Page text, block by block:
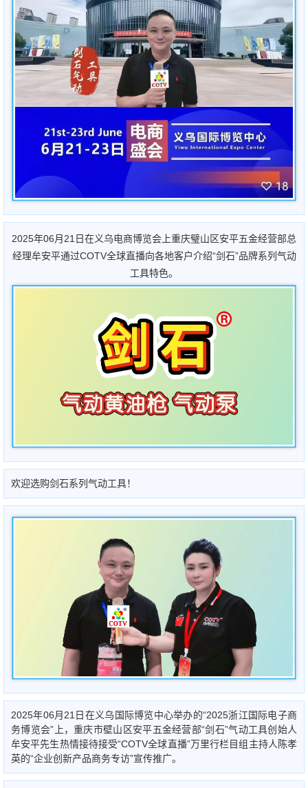
2025年06月21日在义乌电商博览会上重庆璧山区安平五金经营部总
经理牟安平通过COTV全球直播向各地客户介绍“剑石”品牌系列气动
工具特色。
欢迎选购剑石系列气动工具！
2025年06月21日在义乌国际博览中心举办的“2025浙江国际电子商
务博览会”上，重庆市壁山区安平五金经营部“剑石”气动工具创始人
牟安平先生热情接待接受“COTV全球直播”万里行栏目组主持人陈孝
英的“企业创新产品商务专访”宣传推广。